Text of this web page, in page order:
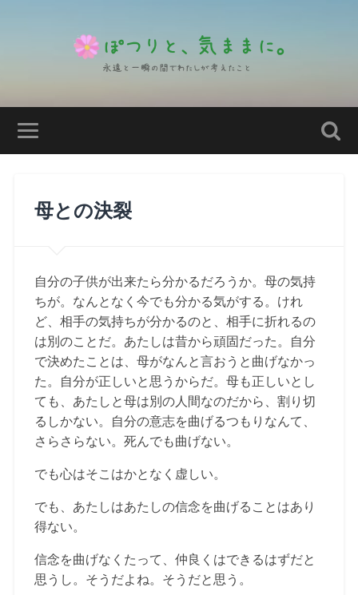
母との決裂
自分の子供が出来たら分かるだろうか。母の気持
ちが。なんとなく今でも分かる気がする。けれ
ど、相手の気持ちが分かるのと、相手に折れるの
は別のことだ。あたしは昔から頑固だった。自分
で決めたことは、母がなんと言おうと曲げなかっ
た。自分が正しいと思うからだ。母も正しいとし
ても、あたしと母は別の人間なのだから、割り切
るしかない。自分の意志を曲げるつもりなんて、
さらさらない。死んでも曲げない。
でも心はそこはかとなく虚しい。
でも、あたしはあたしの信念を曲げることはあり
得ない。
信念を曲げなくたって、仲良くはできるはずだと
思うし。そうだよね。そうだと思う。